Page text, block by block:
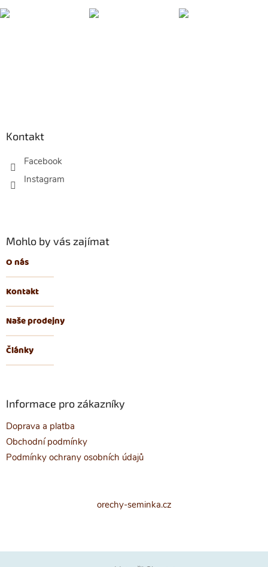
Kontakt
Facebook
Mohlo by vás zajímat
O nás
Kontakt
Naše prodejny
Články
Informace pro zákazníky
Doprava a platba
Obchodní podmínky
Podmínky ochrany osobních údajů
orechy-seminka.cz